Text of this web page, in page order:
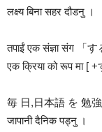
लक्ष्य बिना सहर दौडनु ।
तपाईं एक संज्ञा संग 「す
एक क्रिया को रूप मा [ +
毎 日,日本語 を 勉
जापानी दैनिक पड्नु ।